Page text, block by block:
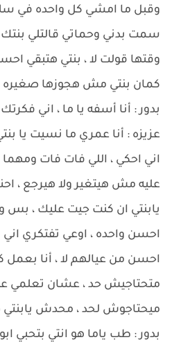
وقبل ما امشي كل واحده في
سمت بدني وحماتي قالتلي بنتك
وقتها قولت لا ، بنتي هتبقي
كمان بنتي مش هجوزها صغيره
بدور : أنا أسفه يا ما ، اني فكرتك
عزيزه : أنا عمري ما نسيت يا
اني احكي ، اللي فات فات
عليه مش هيتغير ولا هيرجع ، احنا
يابنتي ان كنت جيت عليك ، بس
احسن واحده ، اوعي تفتكري
احسن من عيالهم لا ، أنا
متحتاجيش حد ، عشان تعلمي
ميحتاجوش لحد ، محدش يابنتي
بدور : طب ياما هو انتي بتحبي